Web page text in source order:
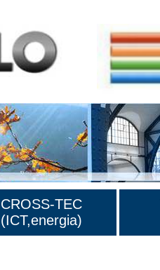
CROSS-TEC
(ICT,energia)